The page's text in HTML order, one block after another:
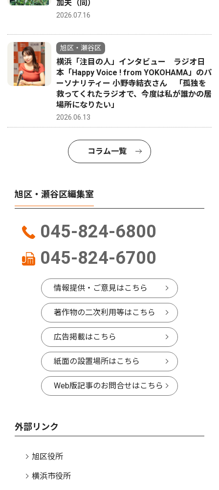
加夫（同）
2026.07.16
旭区・瀬谷区
横浜「注目の人」インタビュー ラジオ日
本「Happy Voice ! from YOKOHAMA」のパ
ーソナリティー 小野寺結衣さん 「孤独を
救ってくれたラジオで、今度は私が誰かの居
場所になりたい」
2026.06.13
コラム一覧
旭区・瀬谷区編集室
045-824-6800
045-824-6700
情報提供・ご意見はこちら
著作物の二次利用等はこちら
広告掲載はこちら
紙面の設置場所はこちら
Web版記事のお問合せはこちら
外部リンク
旭区役所
横浜市役所